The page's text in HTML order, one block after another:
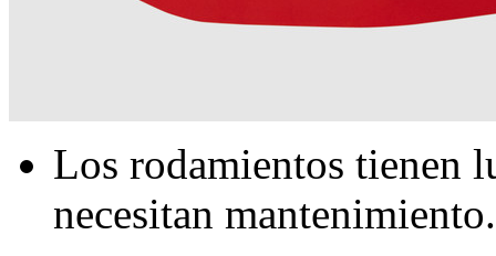
Los rodamientos tienen
necesitan mantenimiento.